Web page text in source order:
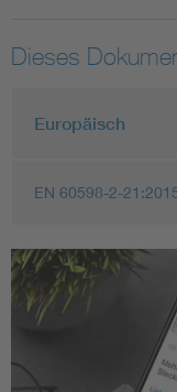
Dieses
Europäisch
EN 60598-2-